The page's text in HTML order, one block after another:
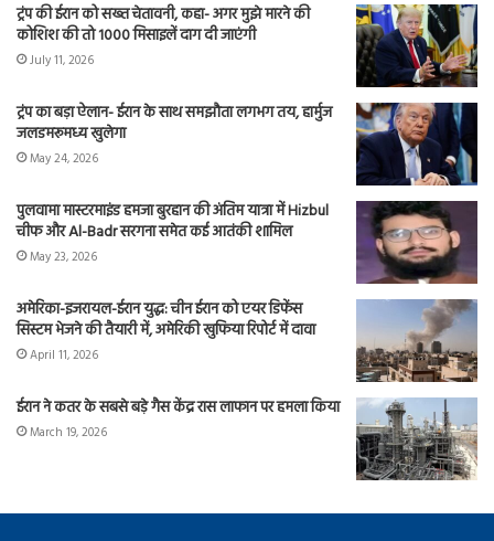
ट्रंप की ईरान को सख्त चेतावनी, कहा- अगर मुझे मारने की
कोशिश की तो 1000 मिसाइलें दाग दी जाएंगी
July 11, 2026
ट्रंप का बड़ा ऐलान- ईरान के साथ समझौता लगभग तय, हार्मुज
जलडमरूमध्य खुलेगा
May 24, 2026
पुलवामा मास्टरमाइंड हमजा बुरहान की अंतिम यात्रा में Hizbul
चीफ और Al-Badr सरगना समेत कई आतंकी शामिल
May 23, 2026
अमेरिका-इजरायल-ईरान युद्ध: चीन ईरान को एयर डिफेंस
सिस्टम भेजने की तैयारी में, अमेरिकी खुफिया रिपोर्ट में दावा
April 11, 2026
ईरान ने कतर के सबसे बड़े गैस केंद्र रास लाफान पर हमला किया
March 19, 2026